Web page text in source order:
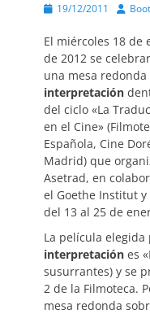
Publicado
19/12/2011 Autor
El miércoles 18 de
de 2012 se
una mesa redonda
interpretación
del ciclo «La
en el Cine»
Española, Cine
Madrid) que
Asetrad, en
el Goethe Institut
del 13 al 25 de
La película
interpretación es
susurrantes) y se
2 de la Filmoteca.
mesa redonda